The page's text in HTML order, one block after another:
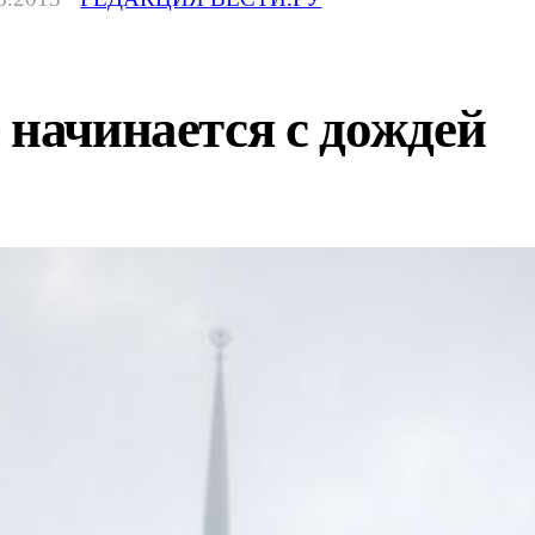
с дождей